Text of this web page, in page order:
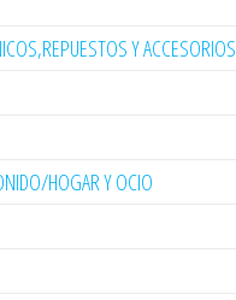
Y ACCESORIOS
HOGAR Y OCIO